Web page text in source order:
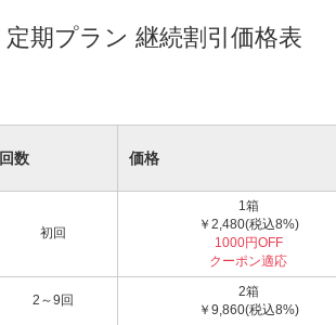
定期プラン 継続割引価格表
回数 価格
初回
1箱
￥2,480(税込8%)
1000円OFF
クーポン適応
2～9回
2箱
￥9,860(税込8%)